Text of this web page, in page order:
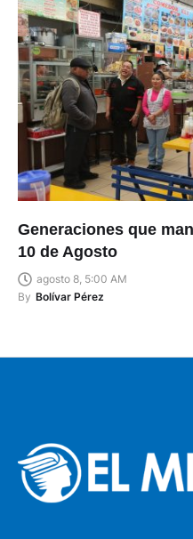
Generaciones que
10 de Agosto
agosto 8, 5:00 AM
By Bolívar Pérez